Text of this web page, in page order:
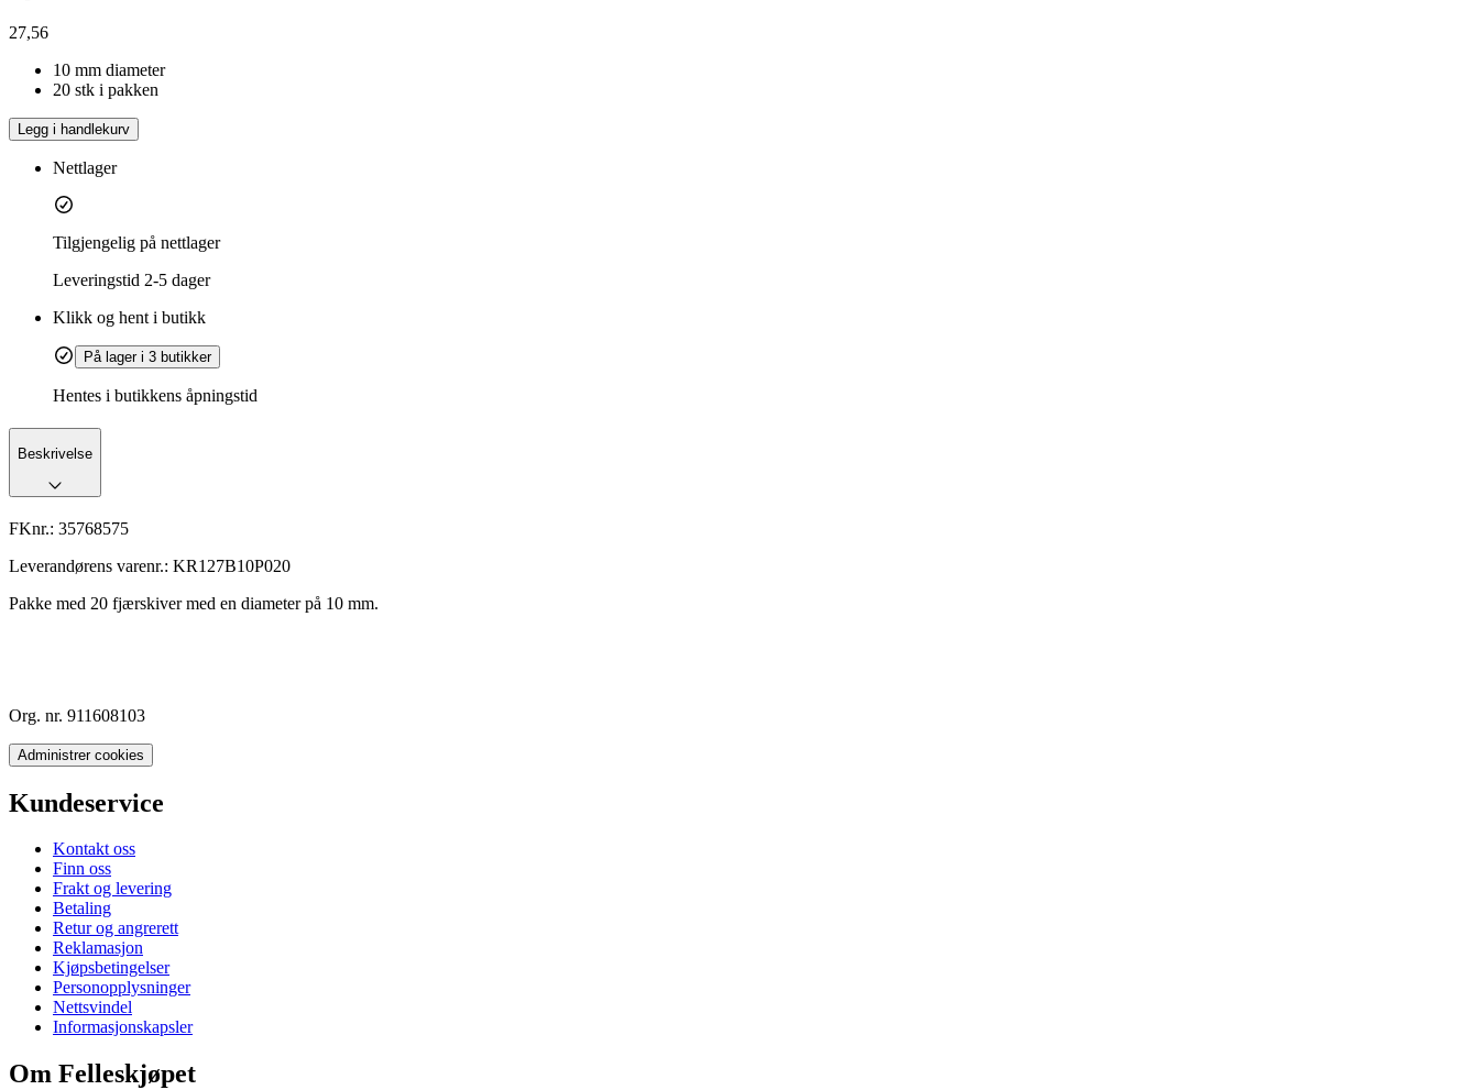
27,56
10 mm diameter
20 stk i pakken
Legg i handlekurv
Nettlager
Tilgjengelig på nettlager
Leveringstid 2-5 dager
Klikk og hent i butikk
På lager i 3 butikker
Hentes i butikkens åpningstid
Beskrivelse
FKnr.: 35768575
Leverandørens varenr.: KR127B10P020
Pakke med 20 fjærskiver med en diameter på 10 mm.
Org. nr. 911608103
Administrer cookies
Kundeservice
Kontakt oss
Finn oss
Frakt og levering
Betaling
Retur og angrerett
Reklamasjon
Kjøpsbetingelser
Personopplysninger
Nettsvindel
Informasjonskapsler
Om Felleskjøpet